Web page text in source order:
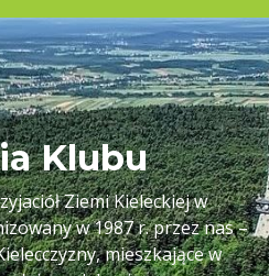
Klubu
Ziemi Kieleckiej w
w 1987 r. przez nas –
mieszkające w